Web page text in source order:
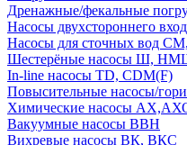
Дренажные/фекальные
Насосы двухстороннего
Насосы для сточных вод
Шестерёные насосы Ш,
In-line насосы TD, CDM(F)
Повысительные насосы/
Химические насосы
Вакуумные насосы ВВН
Вихревые насосы ВК, ВКС